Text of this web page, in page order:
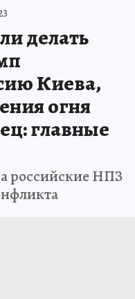
делать
Киева,
огня
главные
российские НПЗ